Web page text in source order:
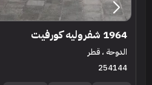
1964 شفروليه كورفيت
الدوحة ، قطر
254144